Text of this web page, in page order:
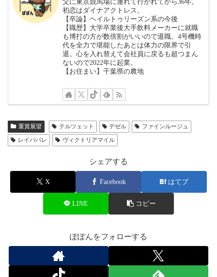
初恋はダイナアクトレス。
【卒論】ヘイルトゥリーズン系の今後
【職歴】大学卒業後大手飲料メーカーに就職
も博打の方が数倍割がいいので退職。4号機時
代を全力で堪能したあとは体力の限界で引
退。心を入れ替えて会社員に戻るも超つまん
ないので2022年に起業。
【お住まい】千葉県の農地
重賞展望 テルツェット デゼル
ファインルージュ
レイパパレ
ヴィクトリアマイル
シェアする
X Facebook はてブ
LINE コピー
ぽぽんをフォローする